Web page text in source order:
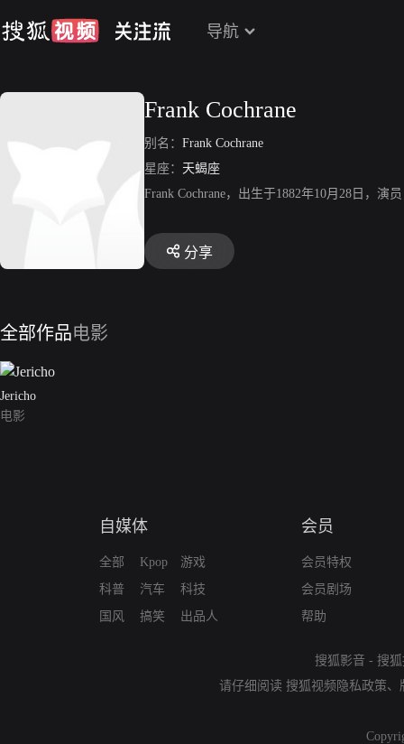
导航
Frank Cochrane
别名： Frank Cochrane
星座： 天蝎座
Frank Cochrane，出生于1882年10月28日，演
分享
全部作品电影
Jericho
电影
自媒体
全部
科普
国风
Kpop
汽车
搞笑
游戏
科技
出品人
会员
会员特权
会员剧场
帮助
搜狐影音 - 搜
请仔细阅读 搜狐视频隐私政策、